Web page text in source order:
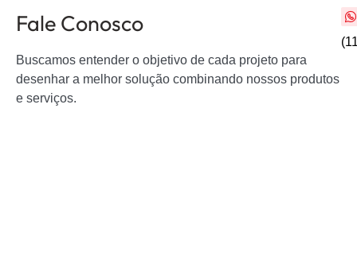
Fale Conosco
Buscamos entender o objetivo de cada projeto para
desenhar a melhor solução combinando nossos produtos
e serviços.